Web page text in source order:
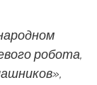
робота,